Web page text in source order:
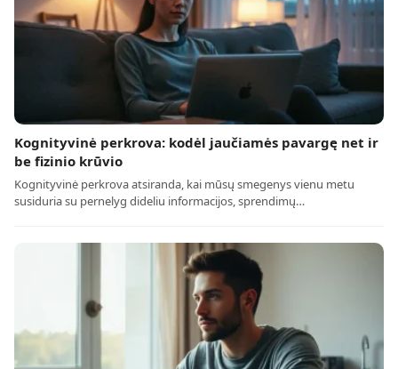
Kognityvinė perkrova: kodėl jaučiamės pavargę net ir
be fizinio krūvio
Kognityvinė perkrova atsiranda, kai mūsų smegenys vienu metu
susiduria su pernelyg dideliu informacijos, sprendimų…